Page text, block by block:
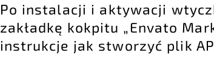
Po instalacji i aktywacji
zakładkę kokpitu „Envato
instrukcje jak stworzyć plik